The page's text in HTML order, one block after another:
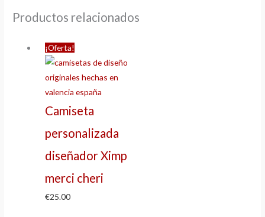
Productos relacionados
¡Oferta!
Camiseta
personalizada
diseñador Ximp
merci cheri
€25.00